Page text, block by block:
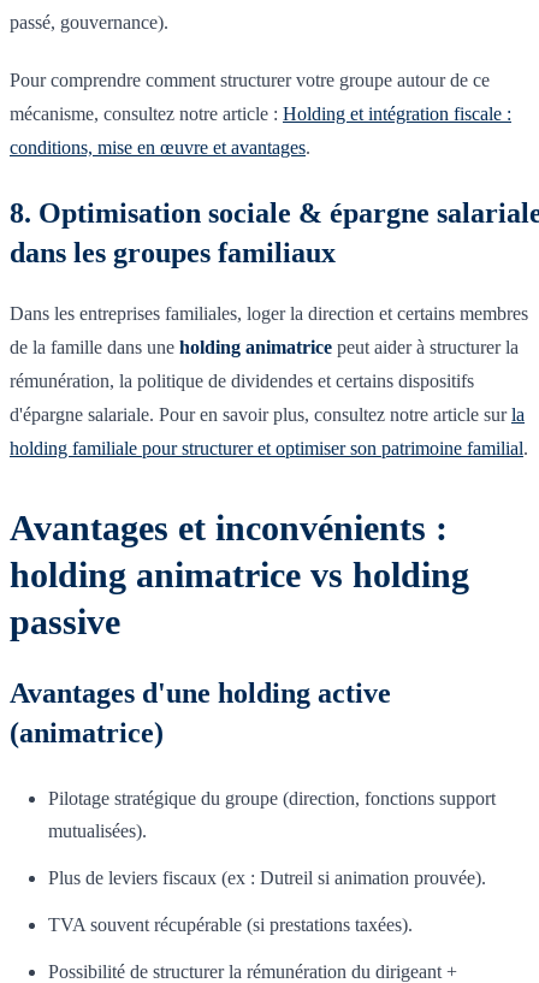
passé, gouvernance).
Pour comprendre comment structurer votre groupe autour de ce
mécanisme, consultez notre article : Holding et intégration fiscale :
conditions, mise en œuvre et avantages.
8. Optimisation sociale & épargne
dans les groupes familiaux
Dans les entreprises familiales, loger la direction et certains membres
de la famille dans une holding animatrice peut aider à structurer la
rémunération, la politique de dividendes et certains dispositifs
d'épargne salariale. Pour en savoir plus, consultez notre article surla
holding familiale pour structurer et optimiser son patrimoine familial.
Avantages et inconvénients :
holding animatrice vs holding
passive
Avantages d'une holding active
(animatrice)
Pilotage stratégique du groupe (direction, fonctions support
mutualisées).
Plus de leviers fiscaux (ex : Dutreil si animation prouvée).
TVA souvent récupérable (si prestations taxées).
Possibilité de structurer la rémunération du dirigeant +